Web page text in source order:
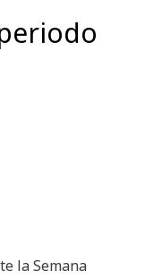
la Semana